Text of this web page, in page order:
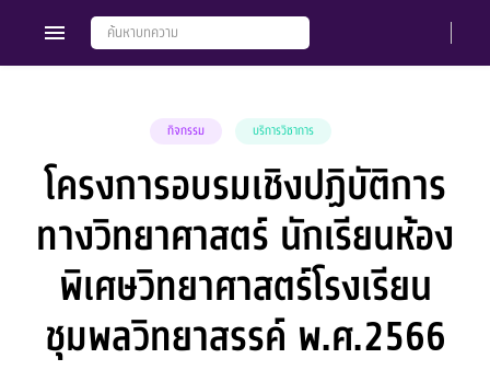
กิจกรรม บริการวิชาการ
โครงการอบรมเชิงปฏิบัติการ
ทางวิทยาศาสตร์ นักเรียนห้อง
พิเศษวิทยาศาสตร์โรงเรียน
ชุมพลวิทยาสรรค์ พ.ศ.2566
Members Groups